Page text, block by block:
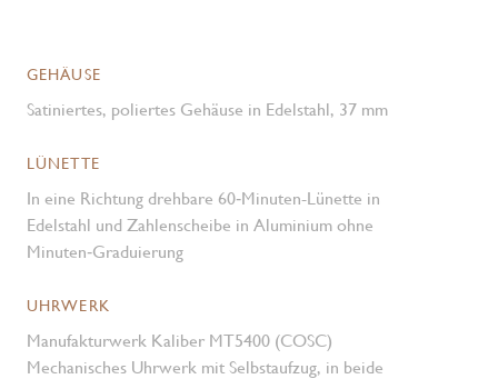
GEHÄUSE
Satiniertes, poliertes Gehäuse in Edelstahl, 37 mm
LÜNETTE
In eine Richtung drehbare 60‑Minuten-Lünette in
Edelstahl und Zahlenscheibe in Aluminium ohne
Minuten‑Graduierung
UHRWERK
Manufakturwerk Kaliber MT5400 (COSC)
Mechanisches Uhrwerk mit Selbstaufzug, in beide